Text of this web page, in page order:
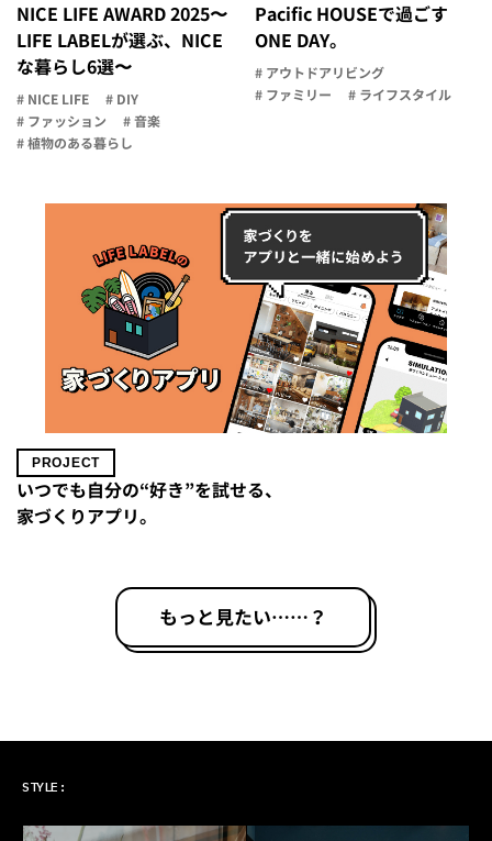
NICE LIFE AWARD 2025〜
LIFE LABELが選ぶ、NICE
な暮らし6選〜
# NICE LIFE
# DIY
# ファッション
# 音楽
# 植物のある暮らし
Pacific HOUSEで過ごす
ONE DAY。
# アウトドアリビング
# ファミリー
# ライフスタイル
PROJECT
いつでも自分の“好き”を試せる、
家づくりアプリ。
もっと見たい……？
STYLE: